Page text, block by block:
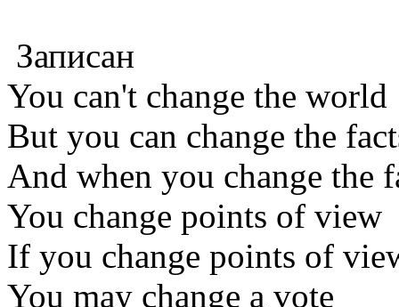
Записан
You can't change the world
But you can change the
And when you change the
You change points of view
If you change points of
You may change a vote